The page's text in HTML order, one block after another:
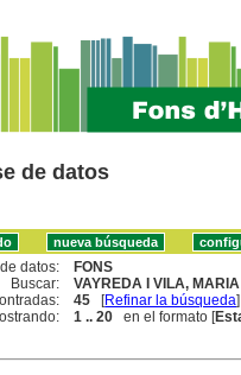
de datos
datos:
FONS
Buscar:
VAYREDA I VILA,
45 [Refinar la búsqueda]
1 .. 20 en el formato [